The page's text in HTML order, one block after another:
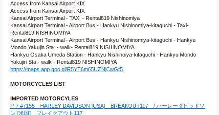
Access from Kansai Airport KIX
Access from Kansai Airport KIX
Kansai Airport Terminal - TAXI - Rental819 Nishinomiya
Kansai Airport Terminal - Airport Bus - Hankyu Nishinomiya-kitaguchi - Taxi-
Rental819 NISHINOMIYA
Kansai Airport Terminal - Airport Bus - Hankyu Nishinomiya-kitaguchi - Hankyu
Mondo Yakujin Sta. - walk- Rental819 NISHINOMIYA
Hankyu Osaka Umeda Station - Hankyu Nishinoiya-kitaguchi - Hankyu Mondo
Yakujin Sta - walk - Rental819 NISHINOMIYA
https://maps.app.goo.gl/R5YT6m65UZNjCwGt5
MOTORCYCLES LIST
IMPORTED MOTORCYLES
P-7 #7155　HARLEY-DAVIDSON [USA]　BREAKOUT117　/ ハーレーダビッドソ
ン [米国]　ブレイクアウト117